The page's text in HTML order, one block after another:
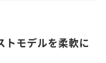
トモデルを柔軟に